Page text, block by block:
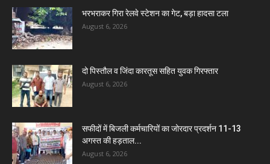
भरभराकर गिरा रेलवे स्टेशन का गेट, बड़ा हादसा टला
August 6, 2026
दो पिस्तौल व जिंदा कारतूस सहित युवक गिरफ्तार
August 6, 2026
सफीदों में बिजली कर्मचारियों का जोरदार प्रदर्शन 11-13
अगस्त की हड़ताल...
August 6, 2026